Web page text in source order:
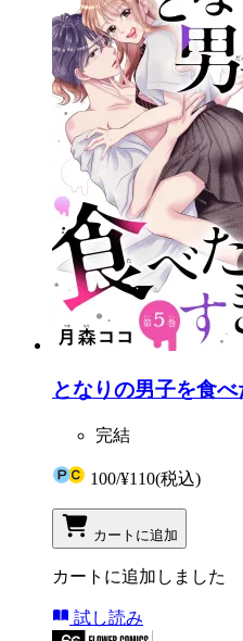
となりの男子を食
完結
100/¥110(税込)
カートに追加
カートに追加しました
試し読み